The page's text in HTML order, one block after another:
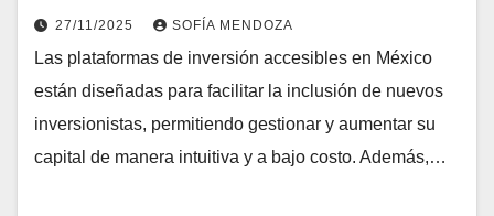
27/11/2025 SOFÍA MENDOZA
Las plataformas de inversión accesibles en México
están diseñadas para facilitar la inclusión de nuevos
inversionistas, permitiendo gestionar y aumentar su
capital de manera intuitiva y a bajo costo. Además,…